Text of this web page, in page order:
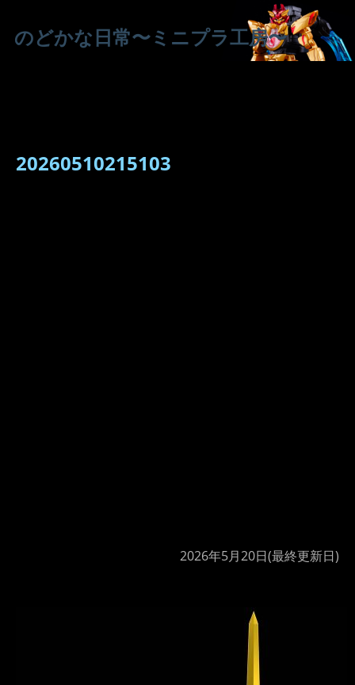
のどかな日常〜ミニプラ工房〜
20260510215103
2026年5月20日(最終更新日)